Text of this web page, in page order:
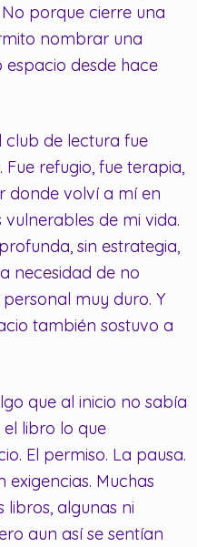
porque cierre una
nombrar una
desde hace
club de lectura fue
refugio, fue terapia,
donde volví a mí en
de mi vida.
sin estrategia,
necesidad de no
muy duro. Y
también sostuvo a
que al inicio no sabía
libro lo que
El permiso. La pausa.
Muchas
algunas ni
aun así se sentían